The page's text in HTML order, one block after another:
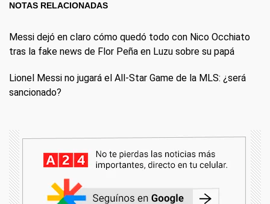
NOTAS RELACIONADAS
Messi dejó en claro cómo quedó todo con Nico Occhiato
tras la fake news de Flor Peña en Luzu sobre su papá
Lionel Messi no jugará el All-Star Game de la MLS: ¿será
sancionado?